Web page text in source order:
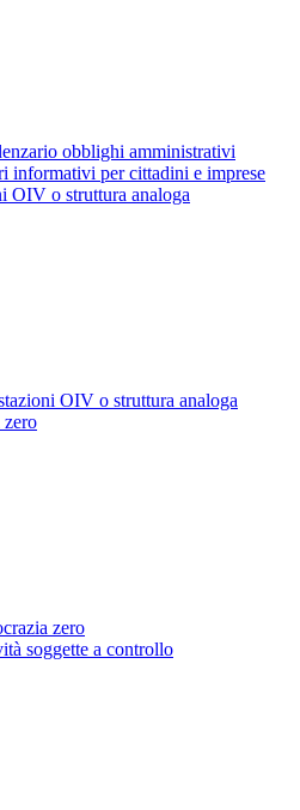
obblighi amministrativi
informativi per cittadini e imprese
OIV o struttura analoga
OIV o struttura analoga
zero
zero
soggette a controllo